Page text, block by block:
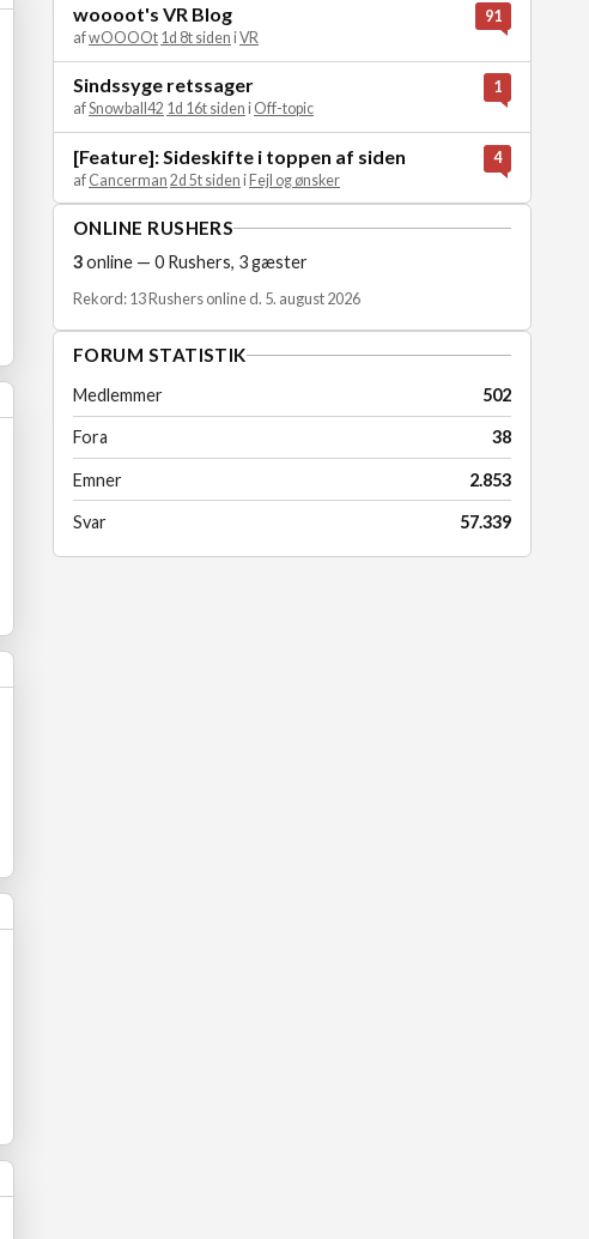
woooot's VR Blog
afwOOOOt 1d 8t siden iVR
91
Sindssyge retssager
afSnowball42 1d 16t siden i Off-topic
1
[Feature]: Sideskifte i toppen af siden
af Cancerman 2d 5t siden iFejl og ønsker
4
ONLINE RUSHERS
3online — 0 Rushers, 3 gæster
Rekord: 13 Rushers online d. 5. august 2026
FORUM STATISTIK
Medlemmer 502
Fora 38
Emner 2.853
Svar 57.339